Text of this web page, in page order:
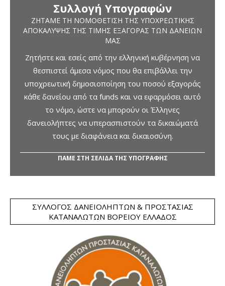
Συλλογή Υπογραφών
ΖΗΤΆΜΕ ΤΗ ΝΟΜΟΘΈΤΙΣΗ ΤΗΣ ΥΠΟΧΡΕΩΤΙΚΉΣ
ΑΠΟΚΆΛΥΨΗΣ ΤΗΣ ΤΙΜΉΣ ΕΞΑΓΟΡΆΣ ΤΩΝ ΔΑΝΕΊΩΝ
ΜΑΣ
Ζητήστε και εσείς από την ελληνική κυβέρνηση να
θεσπιστεί άμεσα νόμος που θα επιβάλλει την
υποχρεωτική δημοσιοποίηση του ποσού εξαγοράς
κάθε δανείου από τα funds και να εφαρμόσει αυτό
το νόμο, ώστε να μπορούν οι Έλληνες
δανειολήπτες να υπερασπιστούν τα δικαιώματά
τους με διαφάνεια και δικαιοσύνη.
ΠΑΜΕ ΣΤΗ ΣΕΛΙΔΑ ΤΗΣ ΥΠΟΓΡΑΦΗΣ
ΣΎΛΛΟΓΟΣ ΔΑΝΕΙΟΛΗΠΤΏΝ & ΠΡΟΣΤΑΣΊΑΣ
ΚΑΤΑΝΑΛΩΤΏΝ ΒΟΡΕΊΟΥ ΕΛΛΆΔΟΣ